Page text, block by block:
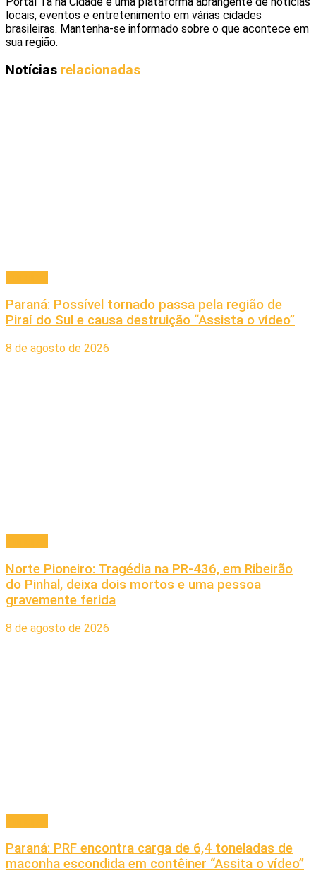
locais, eventos e entretenimento em várias cidades
brasileiras. Mantenha-se informado sobre o que acontece em
sua região.
Notícias relacionadas
Paraná: Possível tornado passa pela região de
Piraí do Sul e causa destruição “Assista o vídeo”
8 de agosto de 2026
Norte Pioneiro: Tragédia na PR-436, em Ribeirão
do Pinhal, deixa dois mortos e uma pessoa
gravemente ferida
8 de agosto de 2026
Paraná: PRF encontra carga de 6,4 toneladas de
maconha escondida em contêiner “Assita o vídeo”